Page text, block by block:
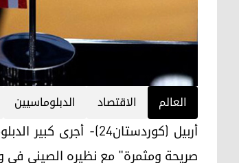
العالم الاقتصاد الدبلوماسيين
أربيل (كوردستان24)-
صريحة ومثمرة" مع نظيره الصيني في